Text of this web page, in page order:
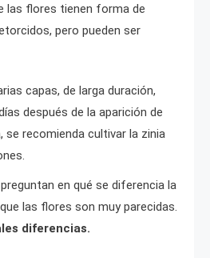
las flores tienen forma de
pero pueden ser
capas, de larga duración,
después de la aparición de
se recomienda cultivar la zinia
en qué se diferencia la
las flores son muy parecidas.
diferencias.